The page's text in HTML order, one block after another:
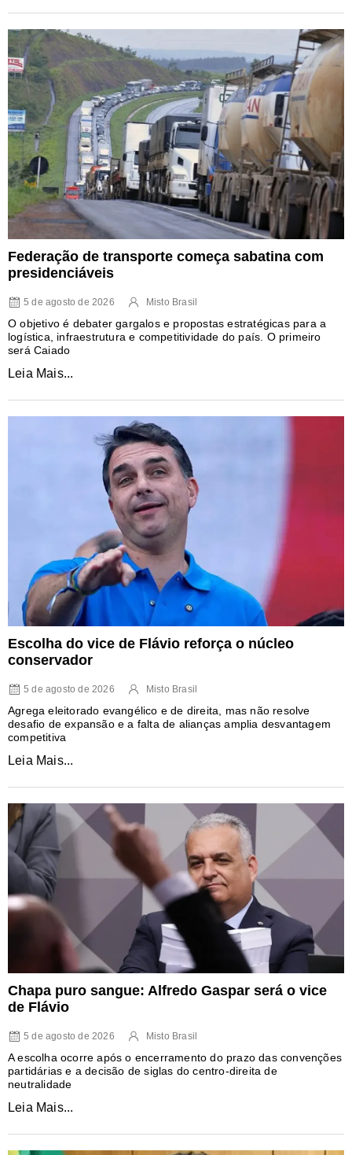
Federação de transporte começa sabatina com
presidenciáveis
5 de agosto de 2026 Misto Brasil
O objetivo é debater gargalos e propostas estratégicas para a
logística, infraestrutura e competitividade do país. O primeiro
será Caiado
Leia Mais...
Escolha do vice de Flávio reforça o núcleo
conservador
5 de agosto de 2026 Misto Brasil
Agrega eleitorado evangélico e de direita, mas não resolve
desafio de expansão e a falta de alianças amplia desvantagem
competitiva
Leia Mais...
Chapa puro sangue: Alfredo Gaspar será o vice
de Flávio
5 de agosto de 2026 Misto Brasil
A escolha ocorre após o encerramento do prazo das convenções
partidárias e a decisão de siglas do centro-direita de
neutralidade
Leia Mais...